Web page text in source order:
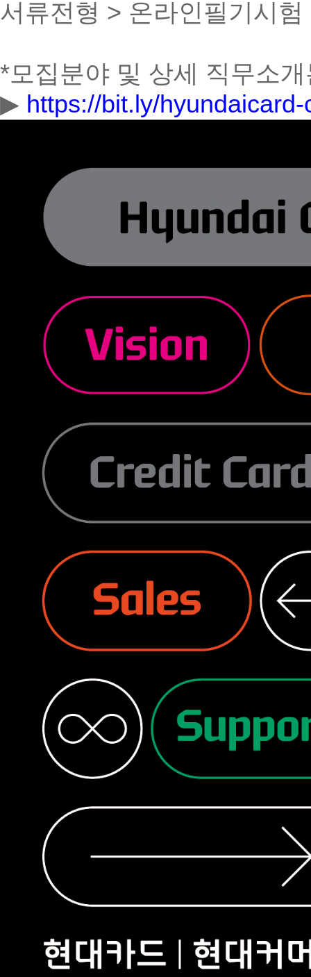
서류전형 > 온라인필기시
*모집분야 및 상세 직무소
▶ https://bit.ly/